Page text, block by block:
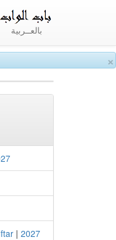
×
بالعــربية
| 2027